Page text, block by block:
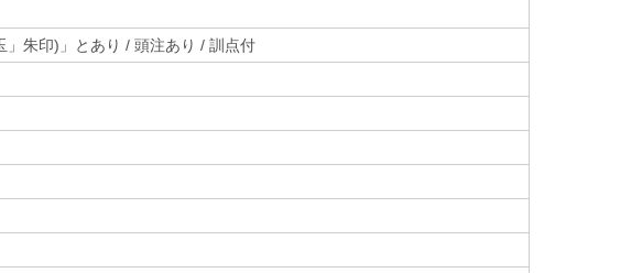
朱印)」とあり / 頭注あり / 訓点付